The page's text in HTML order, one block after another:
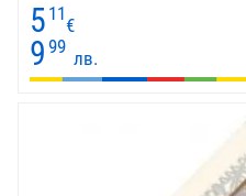
5 11
€
9 99
лв.